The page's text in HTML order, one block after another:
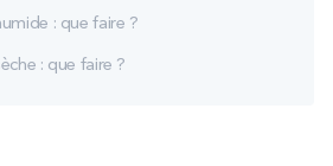
: que faire ?
: que faire ?